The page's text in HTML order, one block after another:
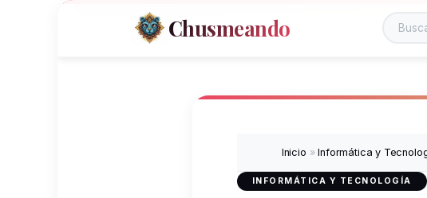
Chusmeando
Inicio »Informática y
INFORMÁTICA Y TECNOLOGÍA